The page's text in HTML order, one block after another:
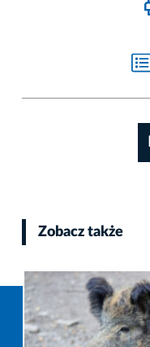
Zobacz także